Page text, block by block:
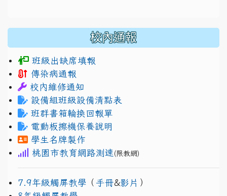
校內通報
班級出缺席填報
傳染病通報
校內維修通知
設備組班級設備清點表
班群書箱輪換回報單
電動板擦機保養說明
學生名牌製作
桃園市教育網路測速 (限教網)
7.9年級觸屏教學 （ 手冊&影片 ）